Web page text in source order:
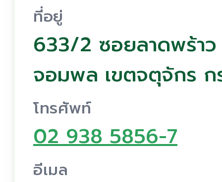
ที่อยู่
633/2 ซอยลาดพร้า
จอมพล เขตจตุจักร
โทรศัพท์
02 938 5856-7
อีเมล